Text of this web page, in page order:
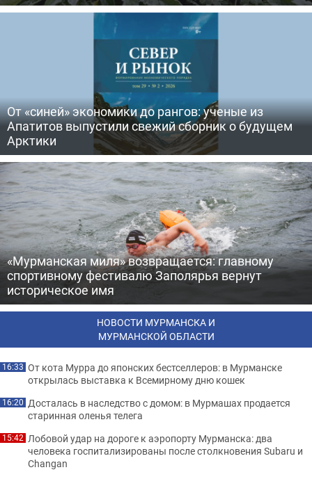
От «синей» экономики до рангов: ученые из
Апатитов выпустили свежий сборник о будущем
Арктики
«Мурманская миля» возвращается: главному
спортивному фестивалю Заполярья вернут
историческое имя
НОВОСТИ МУРМАНСКА И
МУРМАНСКОЙ ОБЛАСТИ
16:33 От кота Мурра до японских бестселлеров: в Мурманске
открылась выставка к Всемирному дню кошек
16:20 Досталась в наследство с домом: в Мурмашах продается
старинная оленья телега
15:42 Лобовой удар на дороге к аэропорту Мурманска: два
человека госпитализированы после столкновения Subaru и
Changan